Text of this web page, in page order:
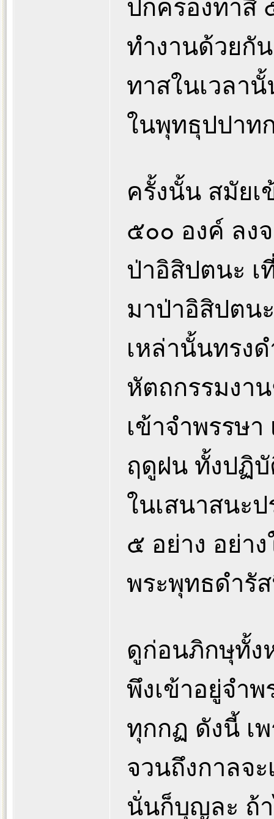
ปกครองทาสี
ทำงานด้วยกั
ทาสในเวลา
ในพุทธุปปาท
ครั้งนั้น สมัยเ
๕๐๐ องค์ ลง
ป่าอิสิปตนะ
มาป่าอิสิปตน
เหล่านั้นทรง
หัตถกรรมงา
เข้าจำพรรษา
ฤดูฝน ทั้งปฏิ
ในเสนาสนะป
๕ อย่าง อย่า
พระพุทธดำรั
ดูก่อนภิกษุทั้ง
พึงเข้าอยู่จำ
ทุกกฏ ดังนี้ เ
จวนถึงกาลจ
นั่นก็บุญละ ถ้